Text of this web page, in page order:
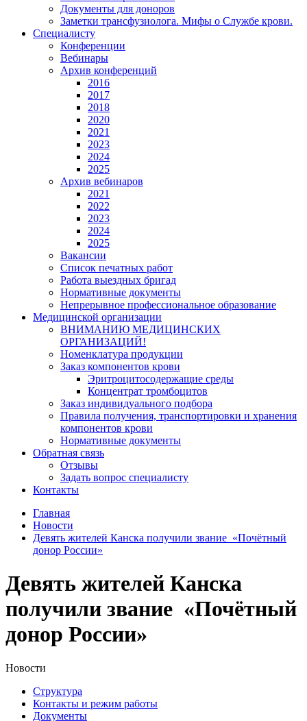
Документы для доноров
Заметки трансфузиолога. Мифы о Службе крови.
Специалисту
Конференции
Вебинары
Архив конференций
2016
2017
2018
2020
2021
2023
2024
2025
Архив вебинаров
2021
2022
2023
2024
2025
Вакансии
Список печатных работ
Работа выездных бригад
Нормативные документы
Непрерывное профессиональное образование
Медицинской организации
ВНИМАНИЮ МЕДИЦИНСКИХ
ОРГАНИЗАЦИЙ!
Номенклатура продукции
Заказ компонентов крови
Эритроцитосодержащие среды
Концентрат тромбоцитов
Заказ индивидуального подбора
Правила получения, транспортировки и хранения
компонентов крови
Нормативные документы
Обратная связь
Отзывы
Задать вопрос специалисту
Контакты
Главная
Новости
Девять жителей Канска получили звание «Почётный
донор России»
Девять жителей Канска
получили звание «Почётный
донор России»
Новости
Структура
Контакты и режим работы
Документы